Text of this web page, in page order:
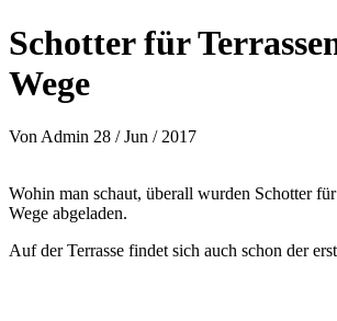
Schotter für
Wege
VonAdmin 28 / Jun / 2017
Wohin man schaut, überall wurden Schotter
Wege abgeladen.
Auf der Terrasse findet sich auch schon der